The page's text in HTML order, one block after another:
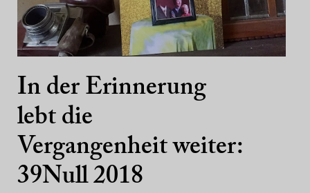
In der Erinnerung
lebt die
Vergangenheit weiter:
39Null 2018